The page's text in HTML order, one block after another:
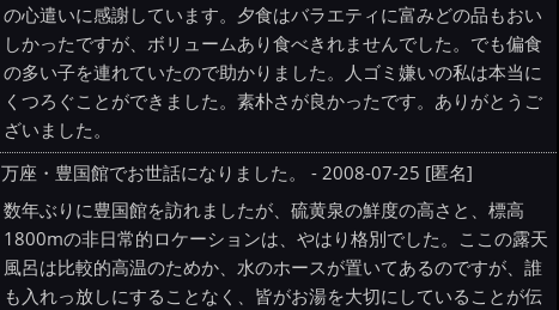
の心遣いに感謝しています。夕食はバラエティに富みどの品もおい
しかったですが、ボリュームあり食べきれませんでした。でも偏食
の多い子を連れていたので助かりました。人ゴミ嫌いの私は本当に
くつろぐことができました。素朴さが良かったです。ありがとうご
ざいました。
万座・豊国館でお世話になりました。 - 2008-07-25 [匿名]
数年ぶりに豊国館を訪れましたが、硫黄泉の鮮度の高さと、標高
1800mの非日常的ロケーションは、やはり格別でした。ここの露天
風呂は比較的高温のためか、水のホースが置いてあるのですが、誰
も入れっ放しにすることなく、皆がお湯を大切にしていることが伝